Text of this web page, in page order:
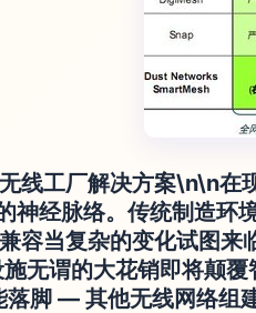
线工厂解决方案\n\n在
神经脉络。传统制造
容当复杂的变化试图
无谓的大花销即将颠
落脚 — 其他无线网络组